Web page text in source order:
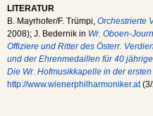
LITERATUR
B. Mayrhofer/F. Trümpi, Orchestrierte
2008); J. Bedernik in Wr. Oboen-
Offiziere und Ritter des Österr.
und der Ehrenmedaillen für 40
Die Wr. Hofmusikkapelle in der
http://www.wienerphilharmoniker.at(3/